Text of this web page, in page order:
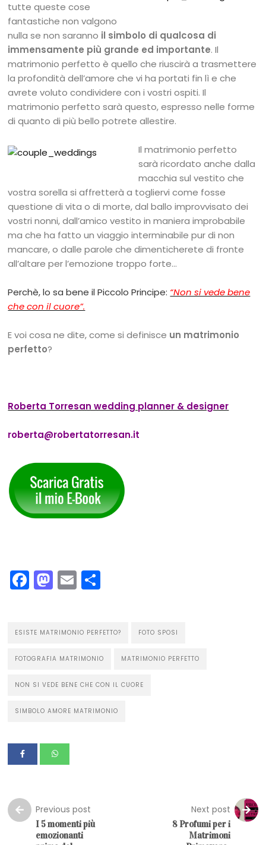
tutte queste cose
fantastiche non valgono
nulla se non saranno il simbolo di qualcosa di
immensamente più grande ed importante. Il
matrimonio perfetto è quello che riuscirà a trasmettere
la profondità dell’amore che vi ha portati fin lì e che
avrete voluto condividere con i vostri ospiti. Il
matrimonio perfetto sarà questo, espresso nelle forme
di quanto di più bello potrete allestire.
Il matrimonio perfetto
sarà ricordato anche dalla
macchia sul vestito che
vostra sorella si affretterà a togliervi come fosse
questione di vita o di morte, dal ballo improvvisato dei
vostri nonni, dall’amico vestito in maniera improbabile
ma che ha fatto un viaggio interminabile pur di non
mancare, o dalle parole che dimenticherete di fronte
all’altare per l’emozione troppo forte…
Perchè, lo sa bene il Piccolo Principe: “Non si vede bene
che con il cuore”.
E voi cosa ne dite, come si definisce un matrimonio
perfetto?
Roberta Torresan wedding planner & designer
roberta@robertatorresan.it
Facebook
Mastodon
Email
ESISTE MATRIMONIO PERFETTO? FOTO SPOSI
FOTOGRAFIA MATRIMONIO MATRIMONIO PERFETTO
NON SI VEDE BENE CHE CON IL CUORE
SIMBOLO AMORE MATRIMONIO
Previous post
I 5 momenti più
emozionanti
Next post
8 Profumi per i
Matrimoni